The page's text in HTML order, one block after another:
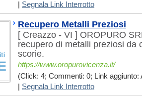
Segnala Link Interrotto
Recupero Metalli Preziosi
[ Creazzo - VI ] OROPURO
recupero di metalli preziosi da
scorie.
https://www.oropurovicenza.it/
(Click: 4; Commenti: 0; Link aggiunto:
Segnala Link Interrotto